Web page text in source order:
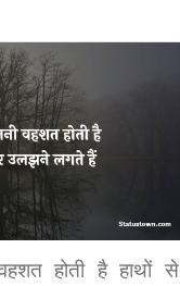
होती है हाथों से